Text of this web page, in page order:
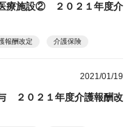
医療施設② ２０２１年度介
報酬改定 介護保険
2021/01/19
２０２１年度介護報酬改